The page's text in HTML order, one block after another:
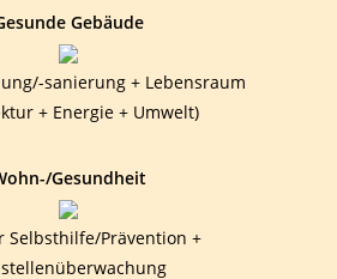
Gebäude
sanierung + Lebensraum
+ Energie + Umwelt)
Gesundheit
Selbsthilfe/Prävention +